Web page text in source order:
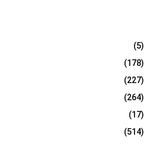
(5)
(178)
(227)
(264)
(17)
(514)